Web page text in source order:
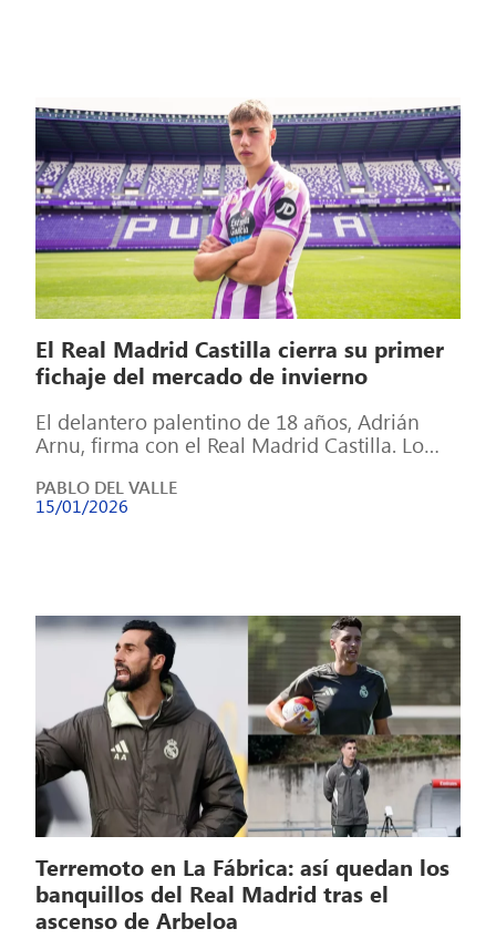
El Real Madrid Castilla cierra su primer
fichaje del mercado de invierno
El delantero palentino de 18 años, Adrián
Arnu, firma con el Real Madrid Castilla. Lo
PABLO DEL VALLE
15/01/2026
Terremoto en La Fábrica: así quedan los
banquillos del Real Madrid tras el
ascenso de Arbeloa